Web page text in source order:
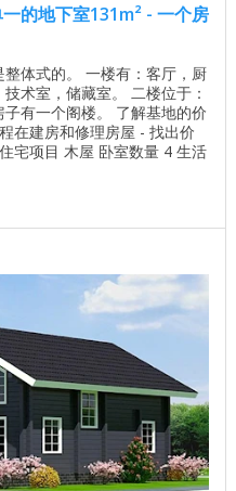
的地下室131m² - 一个房
体式的。 一楼有：客厅，厨
术室，储藏室。 二楼位于：
有一个阁楼。 了解基地的价
在建房和修理房屋 - 找出价
宅项目 木屋 卧室数量 4 生活
米 屋顶面积 206平方米 楼
立方米 一套墙壁材料，其